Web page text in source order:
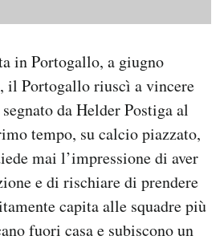
in Portogallo, a giugno
il Portogallo riuscì a vincere
da Helder Postiga al
tempo, su calcio piazzato,
mai l’impressione di aver
e di rischiare di prendere
capita alle squadre più
fuori casa e subiscono un